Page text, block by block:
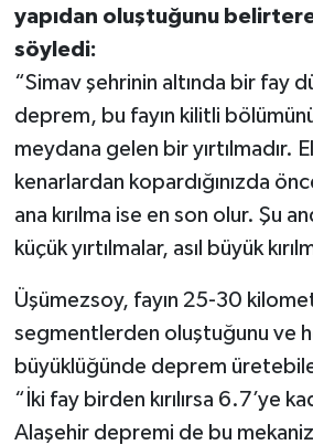
yapıdan oluştuğunu
söyledi:
“Simav şehrinin altında bir fay
deprem, bu fayın kilitli
meydana gelen bir yırtılmadır.
kenarlardan kopardığınızda
ana kırılma ise en son olur. Şu
küçük yırtılmalar, asıl büyük
Üşümezsoy, fayın 25-30
segmentlerden oluştuğunu ve
büyüklüğünde deprem
“İki fay birden kırılırsa 6.7’ye
Alaşehir depremi de bu